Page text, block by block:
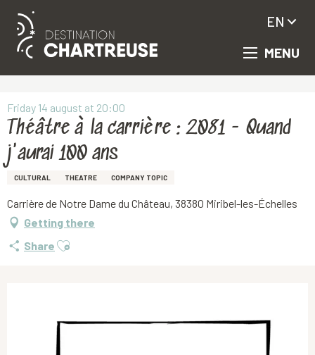
Aller
principal
MENU
EN
Friday 14 august at 20:00
Théâtre à la carrière : 2081 - Quand
j'aurai 100 ans
CULTURAL THEATRE COMPANY TOPIC
Carrière de Notre Dame du Château, 38380 Miribel-les-Échelles
Getting there
Share Ajouter aux favoris